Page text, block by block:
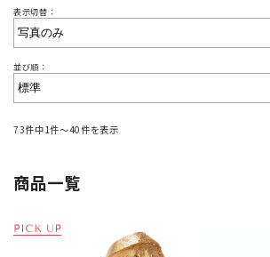
表示切替：
並び順：
73件中1件～40件を表示
商品一覧